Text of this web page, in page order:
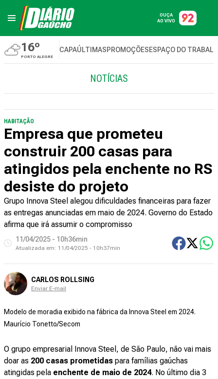
OUÇA
AO VIVO
16º
PORTO ALEGRE
CAPAÚLTIMASPROMOÇÕESESPAÇO DO
NOTÍCIAS
HABITAÇÃO
Empresa que prometeu
construir 200 casas para
atingidos pela enchente no RS
desiste do projeto
Grupo Innova Steel alegou dificuldades financeiras para fazer
as entregas anunciadas em maio de 2024. Governo do Estado
afirma que irá assumir o compromisso
11/04/2025 - 10h36min
Atualizada em: 11/04/2025 - 10h37min
CARLOS ROLLSING
Enviar E-mail
Modelo de moradia exibido na fábrica da Innova Steel em 2024.
Maurício Tonetto/Secom
O grupo empresarial Innova Steel, de São Paulo, não vai mais
doar as 200 casas prometidas para famílias gaúchas
atingidas pela enchente de maio de 2024. No último dia 3